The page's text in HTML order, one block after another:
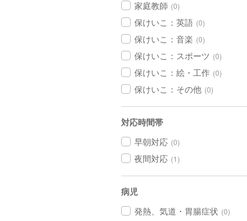
家庭教師 (0)
保けいこ：英語 (0)
保けいこ：音楽 (0)
保けいこ：スポーツ (0)
保けいこ：絵・工作 (0)
保けいこ：その他 (0)
対応時間帯
早朝対応 (0)
夜間対応 (1)
病児
発熱、気道・胃腸症状 (0)